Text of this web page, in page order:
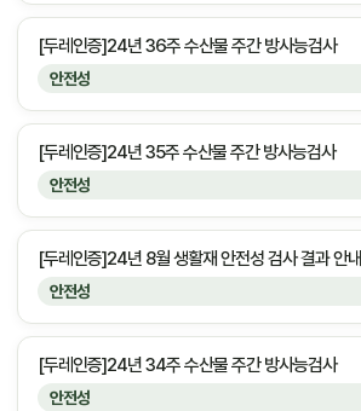
안전성
[두레인증]24년 36주 수산물 주간 방사능검사
안전성
[두레인증]24년 35주 수산물 주간 방사능검사
안전성
[두레인증]24년 8월 생활재 안전성 검사 결과 안내
안전성
[두레인증]24년 34주 수산물 주간 방사능검사